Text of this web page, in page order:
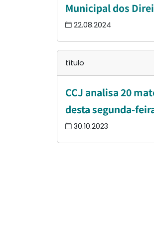
Municipal dos
22.08.2024
título
CCJ analisa 20
desta segunda-
30.10.2023